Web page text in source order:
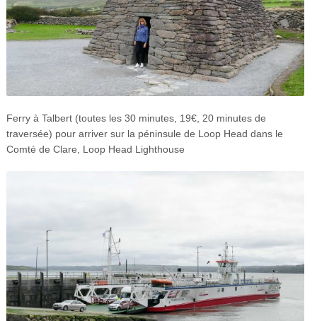
Ferry à Talbert (toutes les 30 minutes, 19€, 20 minutes de
traversée) pour arriver sur la péninsule de Loop Head dans le
Comté de Clare, Loop Head Lighthouse